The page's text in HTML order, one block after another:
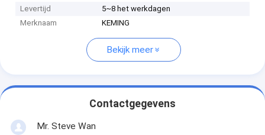
Levertijd
5~8 het werkdagen
Merknaam
KEMING
Bekijk meer
Contactgegevens
Mr. Steve Wan